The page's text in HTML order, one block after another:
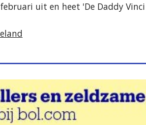
uit en heet 'De Daddy Vinci